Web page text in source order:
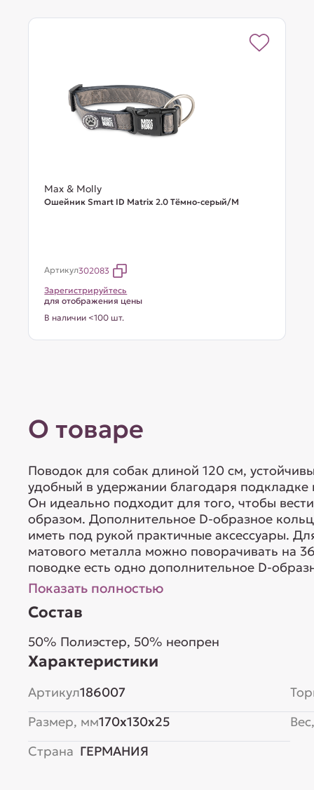
Max & Molly
Ошейник Smart ID Matrix 2.0 Тёмно-серый/M
Артикул302083
Зарегистрируйтесь
для отображения цены
В наличии <100 шт.
О товаре
Поводок для собак длиной 120 см,
удобный в удержании благодаря
Он идеально подходит для того, чтобы
образом. Дополнительное D-образное
иметь под рукой практичные аксессуары.
матового металла можно поворачивать на
поводке есть одно дополнительное D-
Показать полностью
Состав
50% Полиэстер, 50% неопрен
Характеристики
Артикул186007
Размер, мм170x130x25
Страна ГЕРМАНИЯ